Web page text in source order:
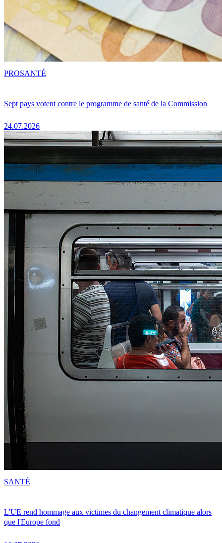
Sept pays votent contre le programme de santé de la Commission
24.07.2026
PROSANTÉ
L'UE rend hommage aux victimes du changement climatique alors
que l'Europe fond
SANTÉ